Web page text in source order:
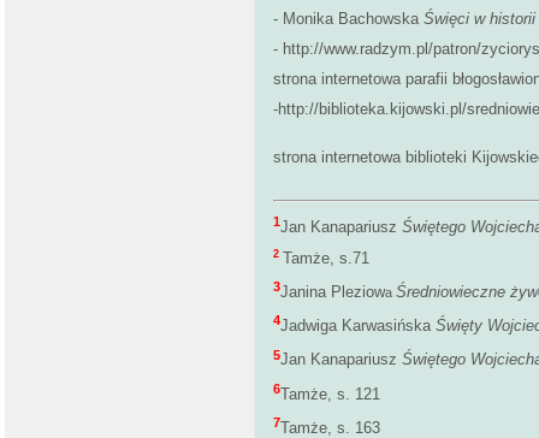
- Monika Bachowska Święci w
- http://
strona internetowa parafii
-http://biblioteka.kijowski.pl/
strona internetowa biblioteki
1Jan Kanapariusz Świętego
2 Tamże, s.71
3Janina Pleziowa Średniowieczne
4Jadwiga Karwasińska Święty
5Jan Kanapariusz Świętego
6Tamże, s. 121
7Tamże, s. 163